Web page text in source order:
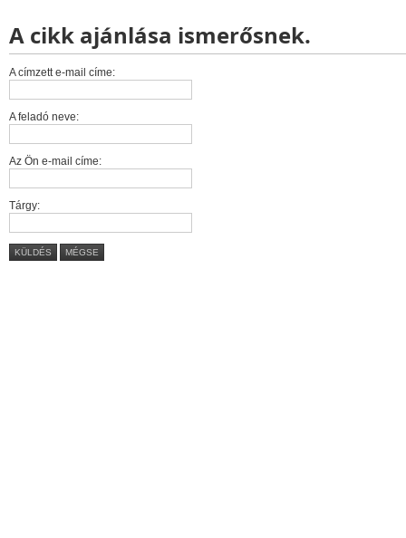
A cikk ajánlása ismerősnek.
A címzett e-mail címe:
A feladó neve:
Az Ön e-mail címe:
Tárgy:
KÜLDÉS MÉGSE